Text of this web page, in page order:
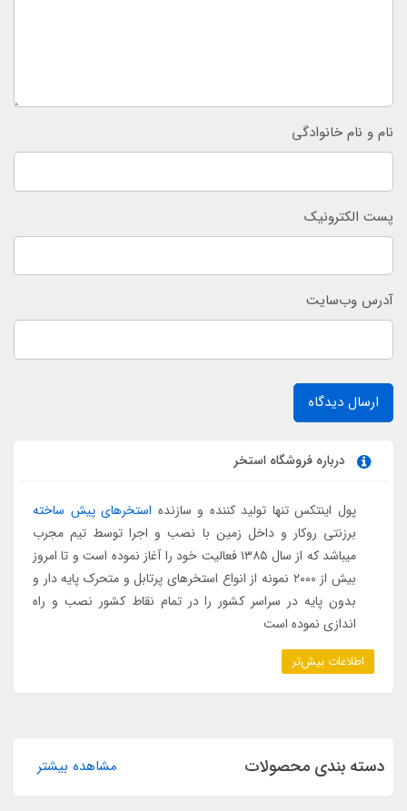
نام و نام خانوادگی
پست الکترونیک
آدرس وب‌سایت
ارسال دیدگاه
درباره فروشگاه استخر
پول اینتکس تنها تولید کننده و سازنده استخرهای پیش ساخته
برزنتی روکار و داخل زمین با نصب و اجرا توسط تیم مجرب
میباشد که از سال ۱۳۸۵ فعالیت خود را آغاز نموده است و تا امروز
بیش از ۲۰۰۰ نمونه از انواع استخرهای پرتابل و متحرک پایه دار و
بدون پایه در سراسر کشور را در تمام نقاط کشور نصب و راه
اندازی نموده است
اطلاعات بیش‌تر
دسته بندی محصولات مشاهده بیشتر